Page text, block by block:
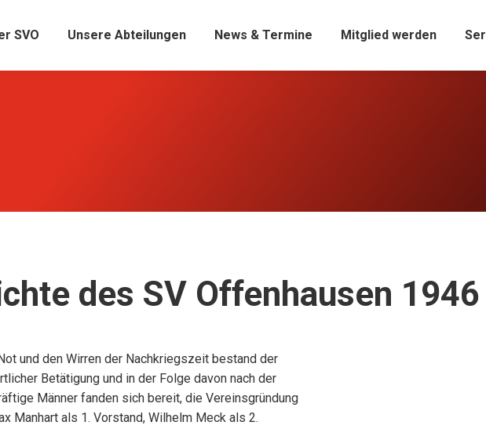
SVO Unsere Abteilungen News & Termine Mitglied werden
des SV Offenhausen
und den Wirren der Nachkriegszeit bestand der
Betätigung und in der Folge davon nach der
Männer fanden sich bereit, die Vereinsgründung
Manhart als 1. Vorstand, Wilhelm Meck als 2.